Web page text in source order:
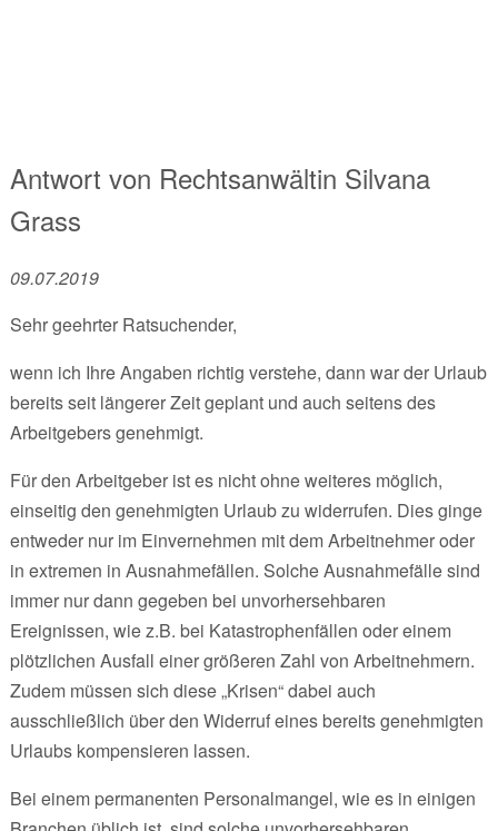
Antwort von Rechtsanwältin Silvana
Grass
09.07.2019
Sehr geehrter Ratsuchender,
wenn ich Ihre Angaben richtig verstehe, dann war der Urlaub
bereits seit längerer Zeit geplant und auch seitens des
Arbeitgebers genehmigt.
Für den Arbeitgeber ist es nicht ohne weiteres möglich,
einseitig den genehmigten Urlaub zu widerrufen. Dies ginge
entweder nur im Einvernehmen mit dem Arbeitnehmer oder
in extremen in Ausnahmefällen. Solche Ausnahmefälle sind
immer nur dann gegeben bei unvorhersehbaren
Ereignissen, wie z.B. bei Katastrophenfällen oder einem
plötzlichen Ausfall einer größeren Zahl von Arbeitnehmern.
Zudem müssen sich diese „Krisen“ dabei auch
ausschließlich über den Widerruf eines bereits genehmigten
Urlaubs kompensieren lassen.
Bei einem permanenten Personalmangel, wie es in einigen